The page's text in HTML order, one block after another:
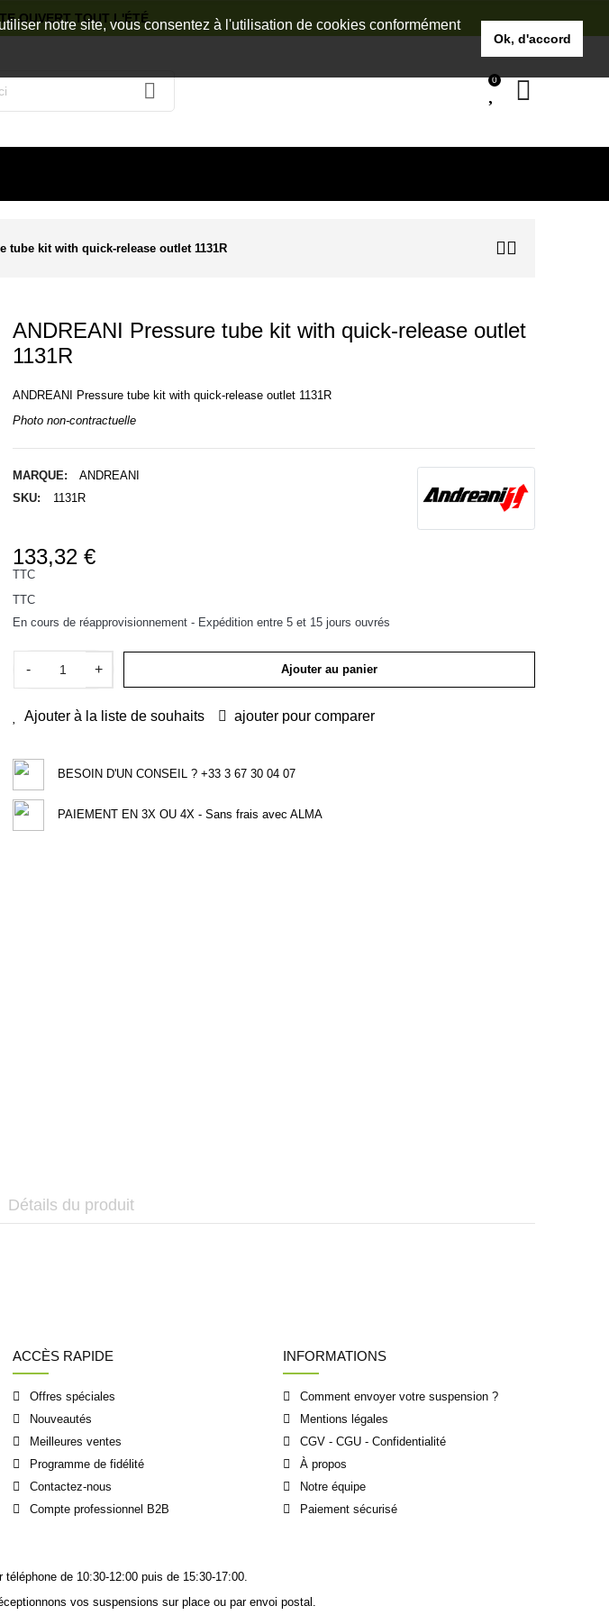
notre site, vous consentez à l'utilisation de cookies conformément
Ok, d'accord
OUVERT TOUT L'ÉTÉ
0
tube kit with quick-release outlet 1131R
ANDREANI Pressure tube kit with quick-release outlet
1131R
ANDREANI Pressure tube kit with quick-release outlet 1131R
Photo non-contractuelle
MARQUE:
ANDREANI
SKU:
1131R
133,32 €
TTC
TTC
En cours de réapprovisionnement - Expédition entre 5 et 15 jours ouvrés
- + Ajouter au panier
Ajouter à la liste de souhaits ajouter pour comparer
BESOIN D'UN CONSEIL ? +33 3 67 30 04 07
PAIEMENT EN 3X OU 4X - Sans frais avec ALMA
Détails du produit
ACCÈS RAPIDE
Offres spéciales
Nouveautés
Meilleures ventes
Programme de fidélité
Contactez-nous
Compte professionnel B2B
INFORMATIONS
Comment envoyer votre suspension ?
Mentions légales
CGV - CGU - Confidentialité
À propos
Notre équipe
Paiement sécurisé
téléphone de 10:30-12:00 puis de 15:30-17:00.
vos suspensions sur place ou par envoi postal.